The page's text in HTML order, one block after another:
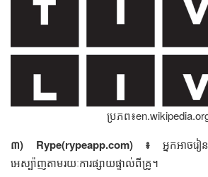
ប្រភព៖
៣) Rype(rypeapp.com) ៖ អ្នក​អាច​រៀ
អេស្ប៉ាញ​តាម​រយៈការ​ផ្សាយ​ផ្ទាល់​ពី​គ្រូ​។